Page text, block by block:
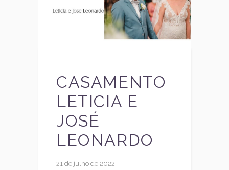
CASAMENTO
LETICIA E
JOSÉ
LEONARDO
21 de julho de 2022